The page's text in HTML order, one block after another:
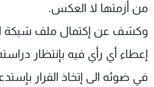
من أزمتها لا العكس.
وكشف عن إكتمال ملف
إعطاء أي رأي فيه بإنتظار
في ضوئه الى إتخاذ القرار